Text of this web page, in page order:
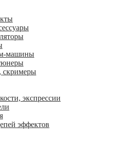
машины
скримеры
экспрессии
эффектов